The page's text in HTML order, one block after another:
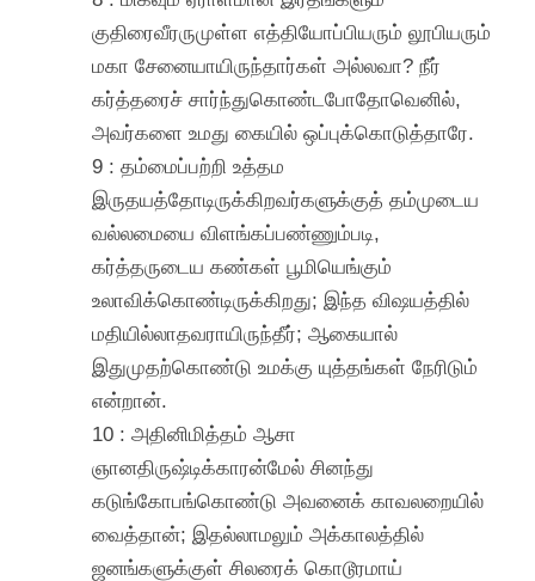
குதிரைவீரருமுள்ள எத்தியோப்பியரும் லூபியரும்
மகா சேனையாயிருந்தார்கள் அல்லவா? நீர்
கர்த்தரைச் சார்ந்துகொண்டபோதோவெனில்,
அவர்களை உமது கையில் ஒப்புக்கொடுத்தாரே.
9 : தம்மைப்பற்றி உத்தம
இருதயத்தோடிருக்கிறவர்களுக்குத் தம்முடைய
வல்லமையை விளங்கப்பண்ணும்படி,
கர்த்தருடைய கண்கள் பூமியெங்கும்
உலாவிக்கொண்டிருக்கிறது; இந்த விஷயத்தில்
மதியில்லாதவராயிருந்தீர்; ஆகையால்
இதுமுதற்கொண்டு உமக்கு யுத்தங்கள் நேரிடும்
என்றான்.
10 : அதினிமித்தம் ஆசா
ஞானதிருஷ்டிக்காரன்மேல் சினந்து
கடுங்கோபங்கொண்டு அவனைக் காவலறையில்
வைத்தான்; இதல்லாமலும் அக்காலத்தில்
ஜனங்களுக்குள் சிலரைக் கொடூரமாய்